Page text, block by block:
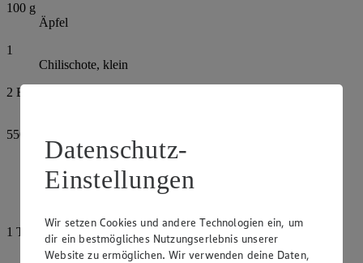
100 g
Äpfel
1
Chilischote, klein
2 EL
550
Gemüsefond
Salz
1 TL
Curry
Datenschutz-
Einstellungen
Wir setzen Cookies und andere Technologien ein, um
dir ein bestmögliches Nutzungserlebnis unserer
Website zu ermöglichen. Wir verwenden deine Daten,